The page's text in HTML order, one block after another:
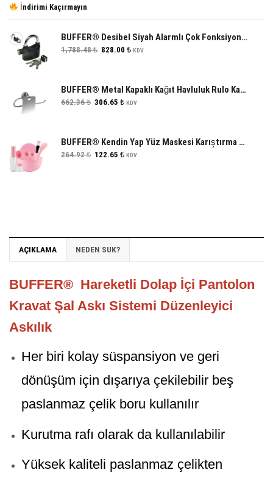
İndirimi Kaçırmayın
BUFFER® Desibel Siyah Alarmlı Çok Fonksiyonlu Ekstra Güvenlikli Kare Asma Dolap Kilidi
1,788.48₺ Orijinal
828.00 ₺Şu
KDV
BUFFER® Metal Kapaklı Kağıt Havluluk Rulo Kağıt Havlu Askısı Tutacağı
662.36₺ Orijinal
306.65 ₺Şu
KDV
BUFFER® Kendin Yap Yüz Maskesi Karıştırma Aleti Seti, 9 Parça DIY Yüz Maskesi Hazırlama Kabı Seti
264.92₺ Orijinal
122.65 ₺ŞuKDV
AÇIKLAMA NEDEN SUK?
BUFFER® Hareketli Dolap İçi Pantolon
Kravat Şal Askı Sistemi Düzenleyici
Askılık
Her biri kolay süspansiyon ve geri
dönüşüm için dışarıya çekilebilir beş
paslanmaz çelik boru kullanılır
Kurutma rafı olarak da kullanılabilir
Yüksek kaliteli paslanmaz çelikten